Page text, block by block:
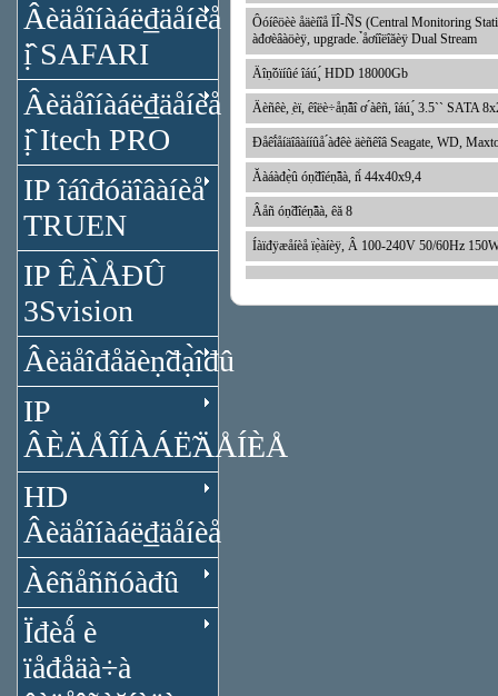
Âèäåîíàáë₫äåíèå
ị̂ SAFARI
Âèäåîíàáë₫äåíèå
ị̂ Itech PRO
IP îáîđóäîâàíèå
TRUEN
IP ÊÀ̀ÅĐÛ
3Svision
Âèäåîđåăèṇ̃đạ̀îđû
IP
ÂÈÄÅÎÍÀÁË̃ÄÅÍÈÅ
HD
Âèäåîíàáë₫äåíèå
Àêñåññóàđû
Ïđèǻ è
ïåđåäà÷à
Ôóíêöèè åäèíîå ÏÎ-Ñ̀S (Central Monitoring
àđơèâàöèÿ, upgrade. ̉åơíîëîăèÿ Dual Stream
Äîṇ̃óïíûé îáú¸́ HDD 18000Gb
Äèñêè, ̣èï, êîëè÷åṇ̃âî ơ ́àêñ, îáú¸́ 3.5`` SATA
Đåêî́åíäîâàííûå ́àđêè äèñêîâ Seagate, WD,
Ăàáàđẹ̀û óṇ̃đîéṇ̃âà, ñ́ 44x40x9,4
Âåñ óṇ̃đîéṇ̃âà, êă 8
Íàïđÿæåíèå ïẹ̀àíèÿ, Â 100-240V 50/60Hz